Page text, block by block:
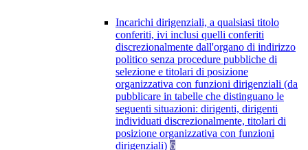
Incarichi dirigenziali, a qualsiasi titolo
conferiti, ivi inclusi quelli conferiti
discrezionalmente dall'organo di indirizzo
politico senza procedure pubbliche di
selezione e titolari di posizione
organizzativa con funzioni dirigenziali (da
pubblicare in tabelle che distinguano le
seguenti situazioni: dirigenti, dirigenti
individuati discrezionalmente, titolari di
posizione organizzativa con funzioni
dirigenziali) 6